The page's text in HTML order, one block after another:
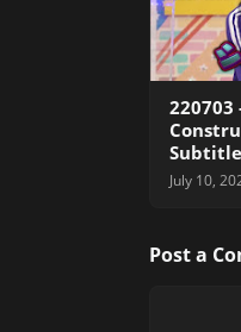
220703
July 10,
Post a